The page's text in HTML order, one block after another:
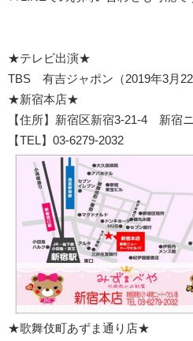
★テレビ出演★
TBS 有吉ジャポン（2019年3月22
★新宿本店★
【住所】新宿区新宿3-21-4 新宿
【TEL】03-6279-2032
★歌舞伎町あずま通り店★